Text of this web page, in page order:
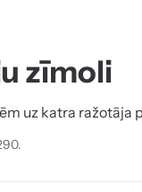
zīmoli
uz katra ražotāja